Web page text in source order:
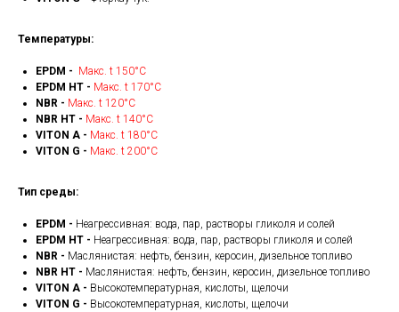
Температуры:
EPDM - Макс. t 150°С
EPDM HT - Макс. t 170°С
NBR - Макс. t 120°С
NBR HT - Макс. t 140°С
VITON A - Макс. t 180°С
VITON G - Макс. t 200°С
Тип среды:
EPDM - Неагрессивная: вода, пар, растворы гликоля и солей
EPDM HT - Неагрессивная: вода, пар, растворы гликоля и солей
NBR - Маслянистая: нефть, бензин, керосин, дизельное топливо
NBR HT - Маслянистая: нефть, бензин, керосин, дизельное топливо
VITON A - Высокотемпературная, кислоты, щелочи
VITON G - Высокотемпературная, кислоты, щелочи